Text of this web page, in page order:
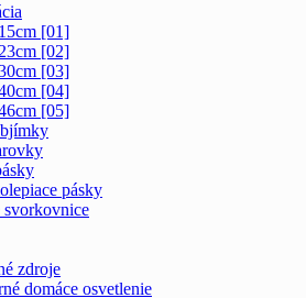
15cm [01]
23cm [02]
[03]
[04]
[05]
pásky
svorkovnice
zdroje
domáce osvetlenie